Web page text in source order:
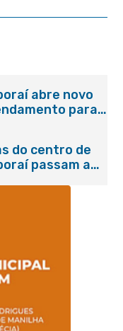
abre novo
para
do centro de
passam a